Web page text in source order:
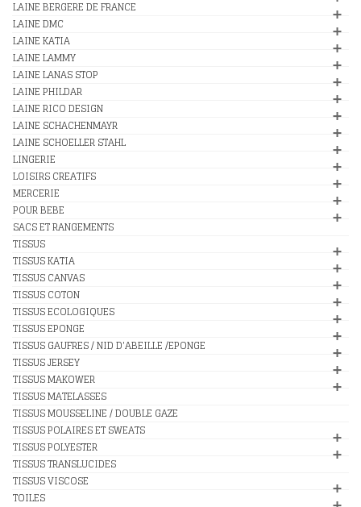
LAINE BERGERE DE FRANCE
LAINE DMC
LAINE KATIA
LAINE LAMMY
LAINE LANAS STOP
LAINE PHILDAR
LAINE RICO DESIGN
LAINE SCHACHENMAYR
LAINE SCHOELLER STAHL
LINGERIE
LOISIRS CREATIFS
MERCERIE
POUR BEBE
SACS ET RANGEMENTS
TISSUS
TISSUS KATIA
TISSUS CANVAS
TISSUS COTON
TISSUS ECOLOGIQUES
TISSUS EPONGE
TISSUS GAUFRES / NID D'ABEILLE /EPONGE
TISSUS JERSEY
TISSUS MAKOWER
TISSUS MATELASSES
TISSUS MOUSSELINE / DOUBLE GAZE
TISSUS POLAIRES ET SWEATS
TISSUS POLYESTER
TISSUS TRANSLUCIDES
TISSUS VISCOSE
TOILES